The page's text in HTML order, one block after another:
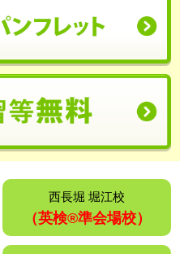
西長堀 堀江校
（英検®️準会場校）